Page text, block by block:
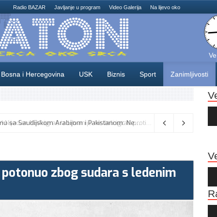
Radio BAZAR Javljanje u program Video Galerija Na lijevo oko
Bosna i Hercegovina USK Biznis Sport Zanimljivosti
Turska odbacuje tvrdnje o sporazumu sa Saudijskom Arabijom i Pakistanom: Nema sukoba s obavezama prema NATO-u
zbog sudara s ledenim